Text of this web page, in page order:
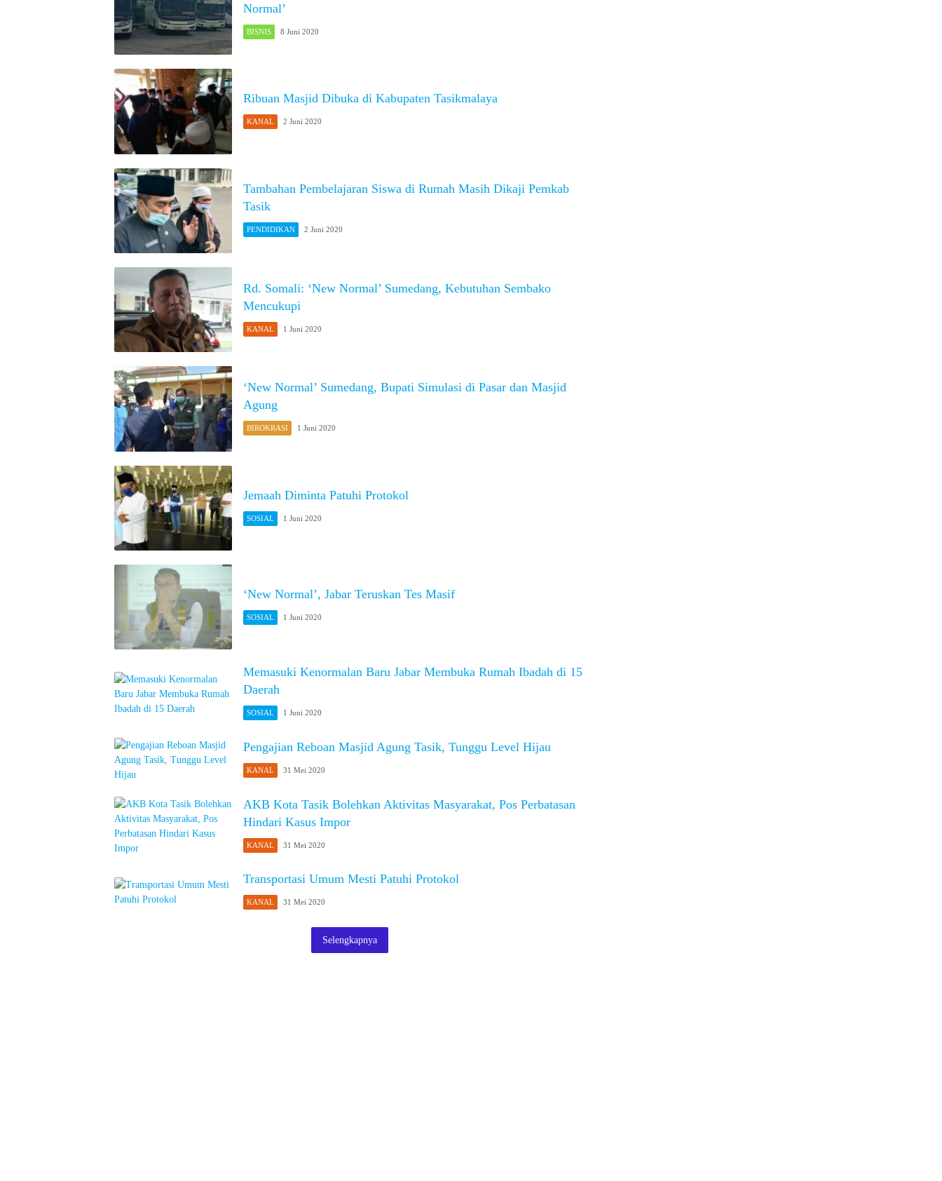
Normal’
BISNIS 8 Juni 2020
Ribuan Masjid Dibuka di Kabupaten Tasikmalaya
KANAL 2 Juni 2020
Tambahan Pembelajaran Siswa di Rumah Masih Dikaji Pemkab
Tasik
PENDIDIKAN 2 Juni 2020
Rd. Somali: ‘New Normal’ Sumedang, Kebutuhan Sembako
Mencukupi
KANAL 1 Juni 2020
‘New Normal’ Sumedang, Bupati Simulasi di Pasar dan Masjid
Agung
BIROKRASI 1 Juni 2020
Jemaah Diminta Patuhi Protokol
SOSIAL 1 Juni 2020
‘New Normal’, Jabar Teruskan Tes Masif
SOSIAL 1 Juni 2020
Memasuki Kenormalan Baru Jabar Membuka Rumah Ibadah di 15
Daerah
SOSIAL 1 Juni 2020
Pengajian Reboan Masjid Agung Tasik, Tunggu Level Hijau
KANAL 31 Mei 2020
AKB Kota Tasik Bolehkan Aktivitas Masyarakat, Pos Perbatasan
Hindari Kasus Impor
KANAL 31 Mei 2020
Transportasi Umum Mesti Patuhi Protokol
KANAL 31 Mei 2020
Selengkapnya